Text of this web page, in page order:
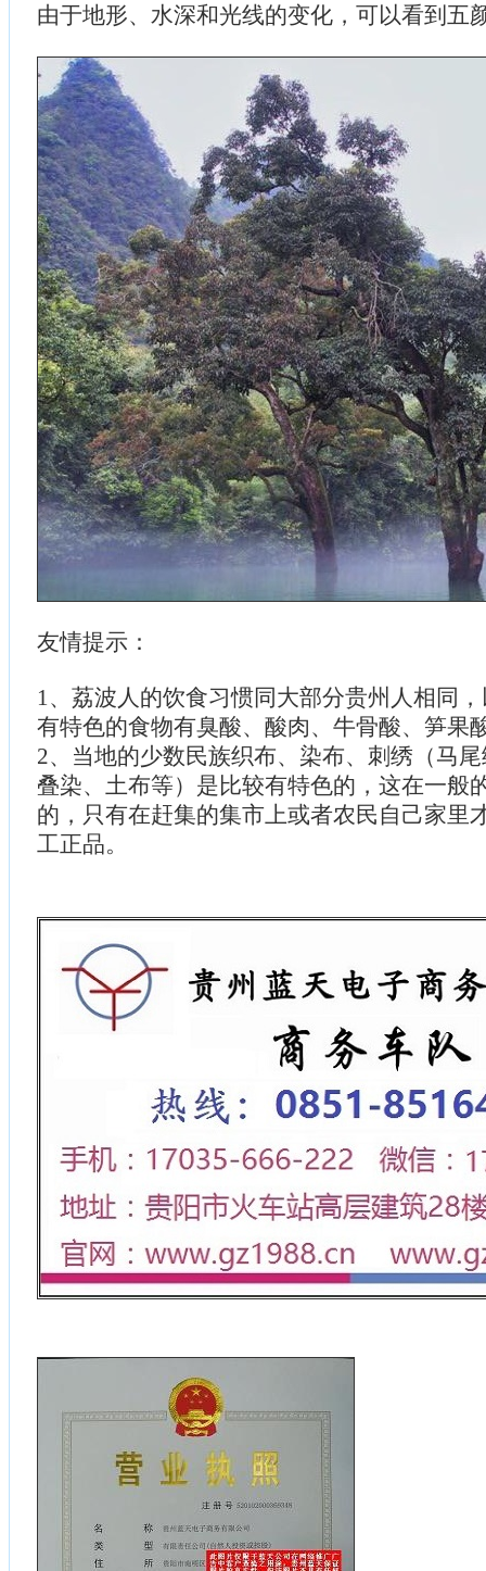
由于地形、水深和光线的变化，可以看到五
友情提示：
1、荔波人的饮食习惯同大部分贵州人相同
有特色的食物有臭酸、酸肉、牛骨酸、笋果
2、当地的少数民族织布、染布、刺绣（马
叠染、土布等）是比较有特色的，这在一般
的，只有在赶集的集市上或者农民自己家里
工正品。